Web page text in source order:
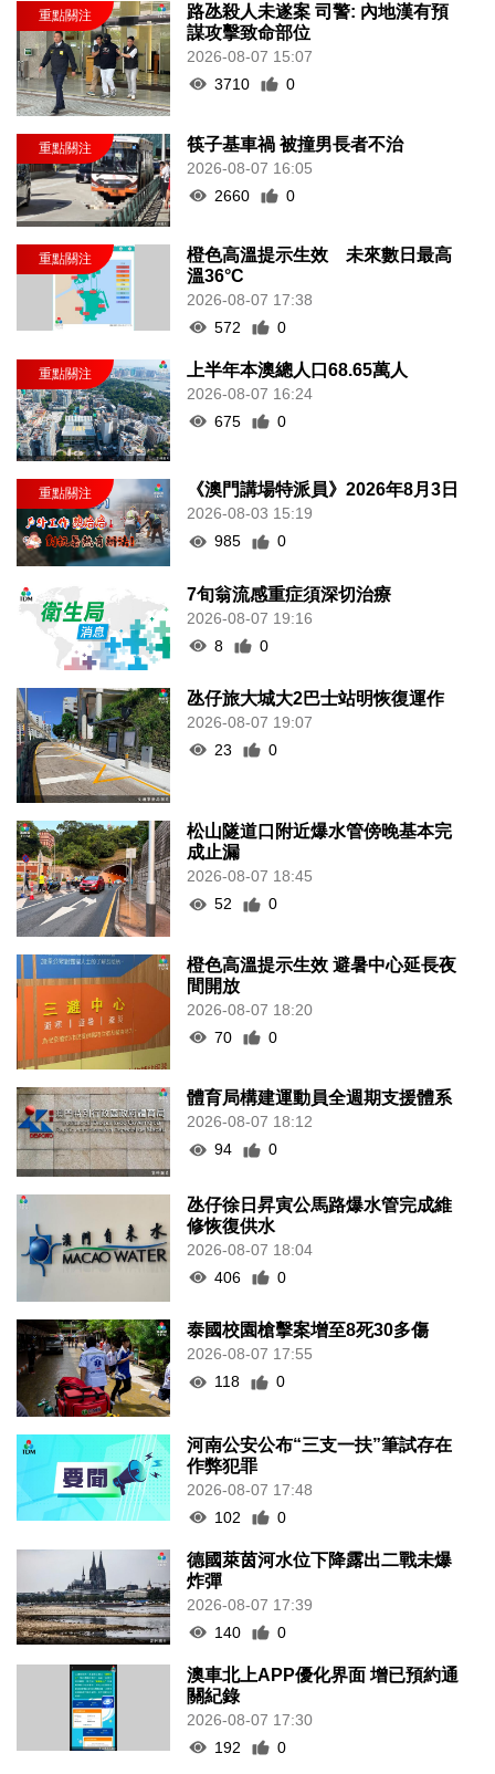
路氹殺人未遂案 司警: 內地漢有預
謀攻擊致命部位
2026-08-07 15:07
3710
0
筷子基車禍 被撞男長者不治
2026-08-07 16:05
2660
0
橙色高溫提示生效 未來數日最高
溫36°C
2026-08-07 17:38
572
0
上半年本澳總人口68.65萬人
2026-08-07 16:24
675
0
《澳門講場特派員》2026年8月3日
2026-08-03 15:19
985
0
7旬翁流感重症須深切治療
2026-08-07 19:16
8
0
氹仔旅大城大2巴士站明恢復運作
2026-08-07 19:07
23
0
松山隧道口附近爆水管傍晚基本完
成止漏
2026-08-07 18:45
52
0
橙色高溫提示生效 避暑中心延長夜
間開放
2026-08-07 18:20
70
0
體育局構建運動員全週期支援體系
2026-08-07 18:12
94
0
氹仔徐日昇寅公馬路爆水管完成維
修恢復供水
2026-08-07 18:04
406
0
泰國校園槍擊案增至8死30多傷
2026-08-07 17:55
118
0
河南公安公布“三支一扶”筆試存在
作弊犯罪
2026-08-07 17:48
102
0
德國萊茵河水位下降露出二戰未爆
炸彈
2026-08-07 17:39
140
0
澳車北上APP優化界面 增已預約通
關紀錄
2026-08-07 17:30
192
0